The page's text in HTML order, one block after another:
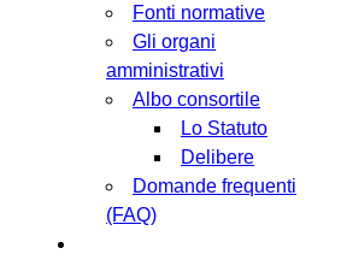
Fonti normative
Gli organi
amministrativi
Albo consortile
Lo Statuto
Delibere
Domande frequenti
(FAQ)